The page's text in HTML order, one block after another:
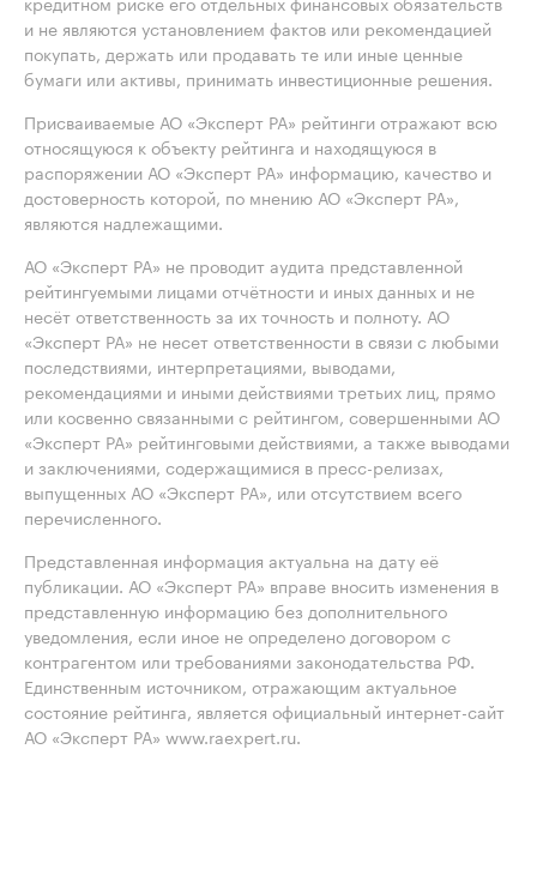
и не являются установлением фактов или рекомендацией
покупать, держать или продавать те или иные ценные
бумаги или активы, принимать инвестиционные решения.
Присваиваемые АО «Эксперт РА» рейтинги отражают всю
относящуюся к объекту рейтинга и находящуюся в
распоряжении АО «Эксперт РА» информацию, качество и
достоверность которой, по мнению АО «Эксперт РА»,
являются надлежащими.
АО «Эксперт РА» не проводит аудита представленной
рейтингуемыми лицами отчётности и иных данных и не
несёт ответственность за их точность и полноту. АО
«Эксперт РА» не несет ответственности в связи с любыми
последствиями, интерпретациями, выводами,
рекомендациями и иными действиями третьих лиц, прямо
или косвенно связанными с рейтингом, совершенными АО
«Эксперт РА» рейтинговыми действиями, а также выводами
и заключениями, содержащимися в пресс-релизах,
выпущенных АО «Эксперт РА», или отсутствием всего
перечисленного.
Представленная информация актуальна на дату её
публикации. АО «Эксперт РА» вправе вносить изменения в
представленную информацию без дополнительного
уведомления, если иное не определено договором с
контрагентом или требованиями законодательства РФ.
Единственным источником, отражающим актуальное
состояние рейтинга, является официальный интернет-сайт
АО «Эксперт РА» www.raexpert.ru.